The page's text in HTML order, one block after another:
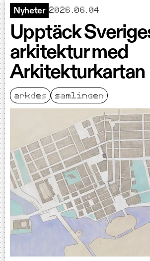
Nyheter 2026.06.04
Upptäck
arkitektur med
Arkitekturkartan
arkdes samlingen